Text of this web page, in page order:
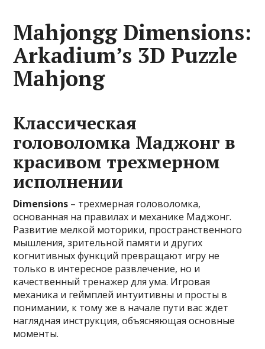
Mahjongg Dimensions:
Arkadium’s 3D Puzzle
Mahjong
Классическая
головоломка Маджонг в
красивом трехмерном
исполнении
Dimensions – трехмерная головоломка,
основанная на правилах и механике Маджонг.
Развитие мелкой моторики, пространственного
мышления, зрительной памяти и других
когнитивных функций превращают игру не
только в интересное развлечение, но и
качественный тренажер для ума. Игровая
механика и геймплей интуитивны и просты в
понимании, к тому же в начале пути вас ждет
наглядная инструкция, объясняющая основные
моменты.